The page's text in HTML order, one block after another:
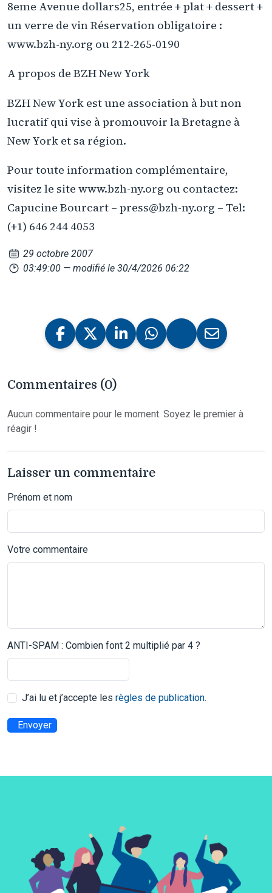
8eme Avenue dollars25, entrée + plat + dessert +
un verre de vin Réservation obligatoire :
www.bzh-ny.org ou 212-265-0190
A propos de BZH New York
BZH New York est une association à but non
lucratif qui vise à promouvoir la Bretagne à
New York et sa région.
Pour toute information complémentaire,
visitez le site www.bzh-ny.org ou contactez:
Capucine Bourcart – press@bzh-ny.org – Tel:
(+1) 646 244 4053
29 octobre 2007
03:49:00 — modifié le 30/4/2026 06:22
Commentaires (0)
Aucun commentaire pour le moment. Soyez le premier à
réagir !
Laisser un commentaire
Prénom et nom
Votre commentaire
ANTI-SPAM : Combien font 2 multiplié par 4 ?
J’ai lu et j’accepte les règles de publication.
Envoyer